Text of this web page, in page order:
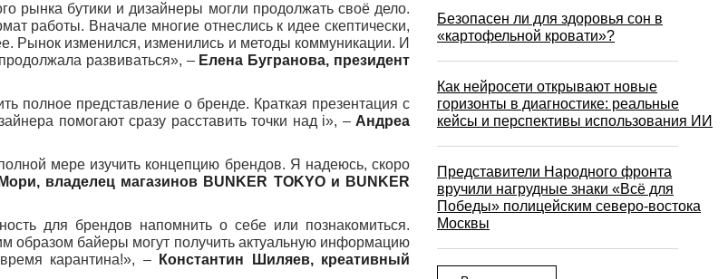
рынка бутики и дизайнеры могли продолжать своё дело.
работы. Вначале многие отнеслись к идее скептически,
Рынок изменился, изменились и методы коммуникации. И
развиваться», – Елена Бугранова, президент
полное представление о бренде. Краткая презентация с
помогают сразу расставить точки над i», – Андреа
мере изучить концепцию брендов. Я надеюсь, скоро
владелец магазинов BUNKER TOKYO и BUNKER
для брендов напомнить о себе или познакомиться.
образом байеры могут получить актуальную информацию
карантина!», –
Константин Шиляев, креативный
Безопасен ли для здоровья сон в
«картофельной кровати»?
Как нейросети открывают новые
горизонты в диагностике: реальные
кейсы и перспективы использования ИИ
Представители Народного фронта
вручили нагрудные знаки «Всё для
Победы» полицейским северо-востока
Москвы